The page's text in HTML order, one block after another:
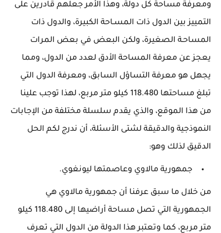
ومعرفة مساحة كل دولة، وهذا الأمر جعلهم قادرين على
التمييز بين الدول ذات المسـاحة الكبيرة، والدول ذات
المساحـة الصغيرة، ولكن البعض في بعض المرات
يعجز عن معرفة المساحة الأدق لعدد من الدول، ومما
يجهل هو معرفة التساؤل السابق، ومعرفة الدول التي
تبلغ مساحتها 118.480 كيلو متر مربع، لهذا توجب علينا
من هذا الموقع، والذي يقدم سلسلة مختلفة من الإجابات
النموذجية والدقيقة لشتى الأسئلة، أن ندرج لكم الحل
الدقيق لذلك وهو:
جمهورية مالاوي وعاصمتها ليونغوي.
من خلال ما سبق عرفنا أن جمهورية مالاوي هي
الجمهورية التي تصل مساحة أراضيها إلى 118.480 كيلو
متر مربع، كما وتعتبر هذا الدولة من الدول التي تعرف